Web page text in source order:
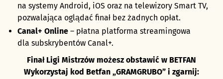
na systemy Android, iOS oraz na telewizory Smart TV,
pozwalająca oglądać finał bez żadnych opłat.
Canal+ Online – płatna platforma streamingowa
dla subskrybentów Canal+.
Finał Ligi Mistrzów możesz obstawić w BETFAN
Wykorzystaj kod Betfan „GRAMGRUBO” i zgarnij: